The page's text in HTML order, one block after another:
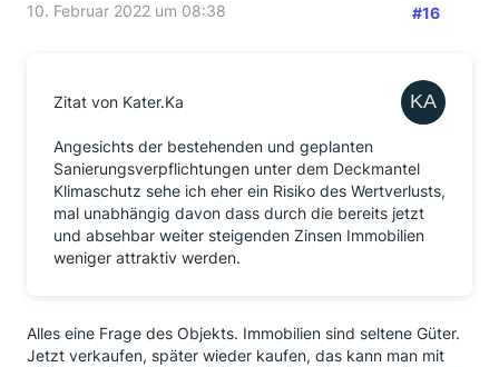
10. Februar 2022 um 08:38 #16
Zitat von Kater.Ka
Angesichts der bestehenden und geplanten
Sanierungsverpflichtungen unter dem Deckmantel
Klimaschutz sehe ich eher ein Risiko des Wertverlusts,
mal unabhängig davon dass durch die bereits jetzt
und absehbar weiter steigenden Zinsen Immobilien
weniger attraktiv werden.
Alles eine Frage des Objekts. Immobilien sind seltene Güter.
Jetzt verkaufen, später wieder kaufen, das kann man mit